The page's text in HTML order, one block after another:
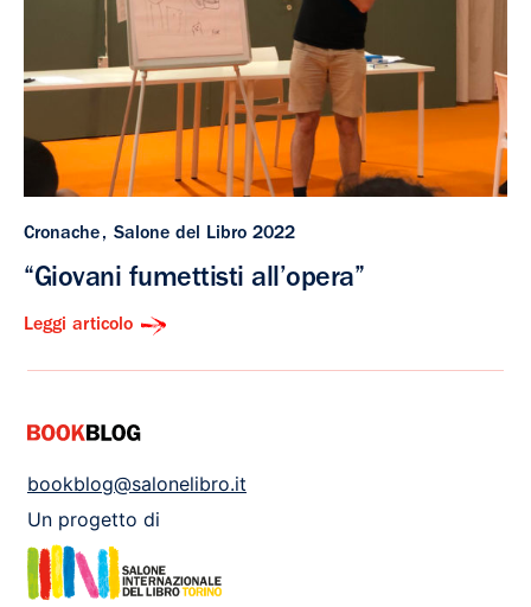
Cronache Salone del Libro 2022
“Giovani fumettisti all’opera”
Leggi articolo
bookblog@salonelibro.it
Un progetto di